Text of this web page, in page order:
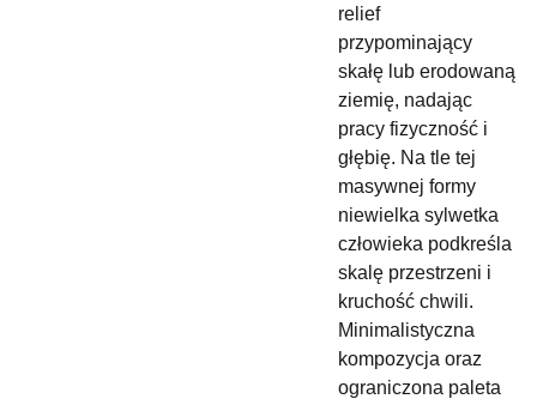
relief
przypominający
skałę lub erodowaną
ziemię, nadając
pracy fizyczność i
głębię. Na tle tej
masywnej formy
niewielka sylwetka
człowieka podkreśla
skalę przestrzeni i
kruchość chwili.
Minimalistyczna
kompozycja oraz
ograniczona paleta